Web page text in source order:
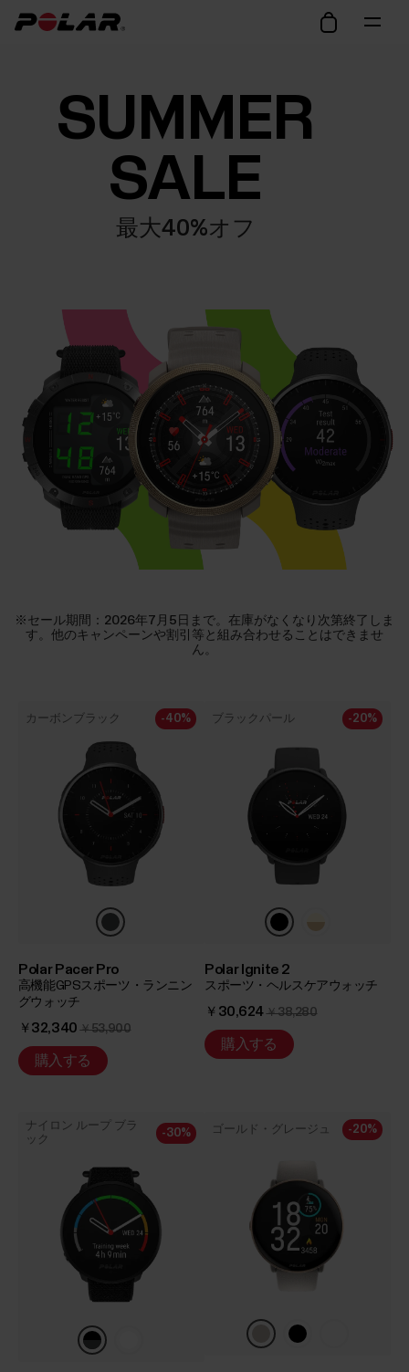
SUMMER
SALE
最大40%オフ
※セール期間：2026年7月5日まで。在庫がなくなり次第終了しま
す。他のキャンペーンや割引等と組み合わせることはできませ
ん。
カーボンブラック -40%
Polar Pacer Pro
高機能GPSスポーツ・ランニン
グウォッチ
￥32,340 ￥53,900
購入する
ブラックパール -20%
Polar Ignite 2
スポーツ・ヘルスケアウォッチ
￥30,624 ￥38,280
購入する
ナイロン ループ ブラ
ック
-30% ゴールド・グレージュ -20%